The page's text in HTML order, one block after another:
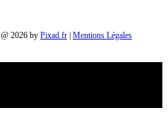
@ 2026 by Pixad.fr | Mentions Légales